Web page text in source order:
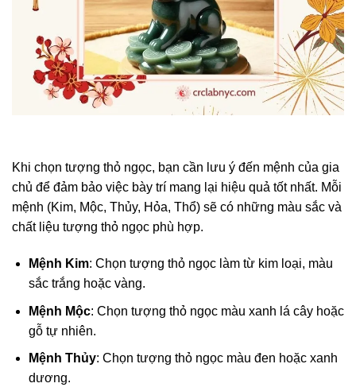
Khi chọn tượng thỏ ngọc, bạn cần lưu ý đến mệnh của gia
chủ để đảm bảo việc bày trí mang lại hiệu quả tốt nhất. Mỗi
mệnh (Kim, Mộc, Thủy, Hỏa, Thổ) sẽ có những màu sắc và
chất liệu tượng thỏ ngọc phù hợp.
Mệnh Kim: Chọn tượng thỏ ngọc làm từ kim loại, màu
sắc trắng hoặc vàng.
Mệnh Mộc: Chọn tượng thỏ ngọc màu xanh lá cây hoặc
gỗ tự nhiên.
Mệnh Thủy: Chọn tượng thỏ ngọc màu đen hoặc xanh
dương.